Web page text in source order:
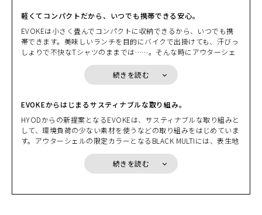
としたパターンを採用していますのでかさばらず着心地も軽やかで
す。また、インサレーションウエアやインナーはデザインやカラー
もバリエーションを豊富にご用意しています。インナーとの組み合
わせを楽しんでください。
軽くてコンパクトだから、いつでも携帯できる安心。
EVOKEは小さく畳んでコンパクトに収納できるから、いつでも携
帯できます。美味しいランチを目的にバイクで出掛けても、汗びっ
しょりで不快なTシャツのままでは……。そんな時にアウターシェ
れば、気持ちよく美味しいランチを堪能できることでしょう。ま
た、EVOKEはコンパクトに収納できますので携帯することも簡単
ェルをバイクに掛けておくのはとても不安。風に飛ばされたり、い
たずらされたり、盗まれたりするかもしれません。でも、EVOKE
は小さく畳んでコンパクトに収納でき携帯しやすい。携帯すること
で、そんな不安を解消できるのです。
続きを読む
EVOKEからはじまるサスティナブルな取り組み。
HYODからの新提案となるEVOKEは、サスティナブルな取り組みと
して、環境負荷の少ない素材を使うなどの取り組みをはじめていま
す。アウターシェルの限定カラーとなるBLACK MULTIには、表生地
Oプロテクターは、高い衝撃吸収性を持ちながら単一のポリマー素
材を使うことで簡単にリサイクルすることができます。そして何よ
の組み合わせで長い期間着用していただけ、限られた資源を有効に
続きを読む
カラー・サイズ選択
¥9,350(税込)
カートに入れる
BLACK
¥9,350 (税込)
カートに入れる
BLACK
3L
¥9,350(税込)
S
カートに入れる